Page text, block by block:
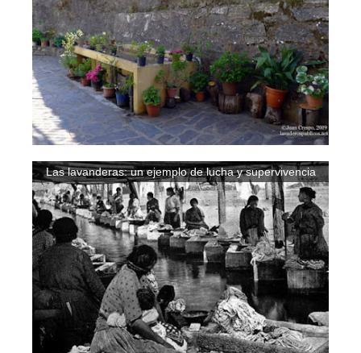
Las lavanderas: un ejemplo de lucha y supervivencia